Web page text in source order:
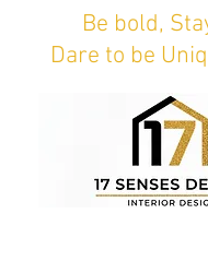
Be bold,
Dare to be